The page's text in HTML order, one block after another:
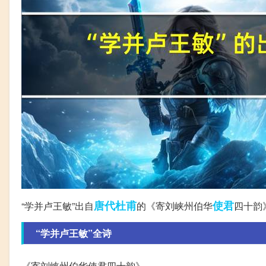
“学并卢王敏”出自唐代杜甫的《寄刘峡州伯华使君四十韵
“学并卢王敏”全诗